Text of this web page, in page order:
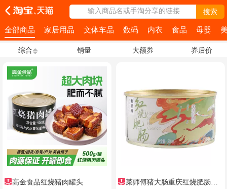
输入商品名或手淘分享的链接 搜索
全部商品 家居用品 文体车品 数码 内衣 食品 母婴
综合 销量 大额券 券后价
高金食品红烧猪肉罐头
菜师傅猪大肠重庆红烧肥肠罐